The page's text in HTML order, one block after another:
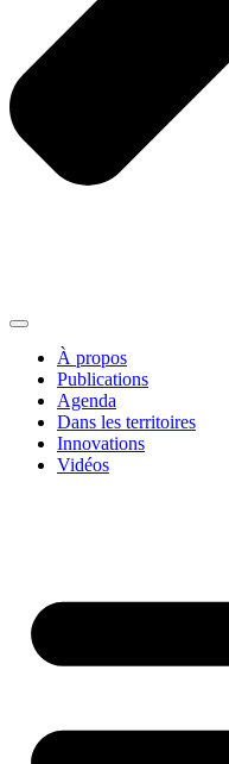
À propos
Publications
Agenda
Dans les territoires
Innovations
Vidéos